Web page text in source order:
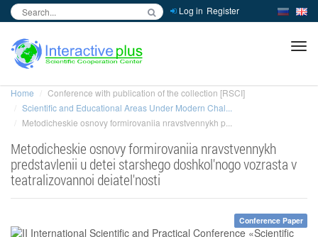
Log in Register
Home
Conference with publication of the collection [RSCI]
Scientific and Educational Areas Under Modern Chal...
Metodicheskie osnovy formirovaniia nravstvennykh p...
Metodicheskie osnovy formirovaniia nravstvennykh
predstavlenii u detei starshego doshkol'nogo vozrasta v
teatralizovannoi deiatel'nosti
Conference Paper